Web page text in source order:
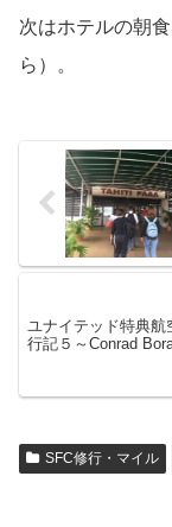
次はホテルの朝
ら）。
ユナイテッド特典航
行記５～Conrad
SFC修行・マイル